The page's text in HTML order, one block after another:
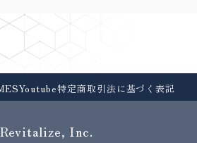
Youtube特定商取引法に基づく表記
Inc.